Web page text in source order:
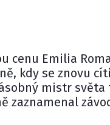
cenu Emilia
kdy se znovu
mistr světa
zaznamenal